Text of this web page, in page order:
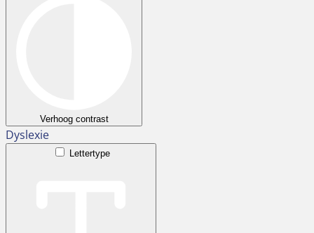
Verhoog contrast
Dyslexie
Lettertype